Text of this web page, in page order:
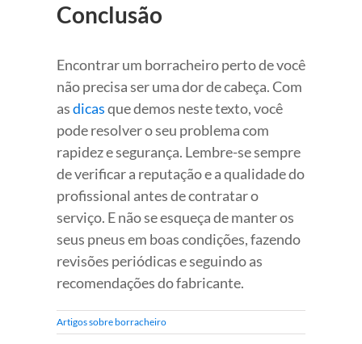
Conclusão
Encontrar um borracheiro perto de você
não precisa ser uma dor de cabeça. Com
asdicasque demos neste texto, você
pode resolver o seu problema com
rapidez e segurança. Lembre-se sempre
de verificar a reputação e a qualidade do
profissional antes de contratar o
serviço. E não se esqueça de manter os
seus pneus em boas condições, fazendo
revisões periódicas e seguindo as
recomendações do fabricante.
Artigos sobre borracheiro